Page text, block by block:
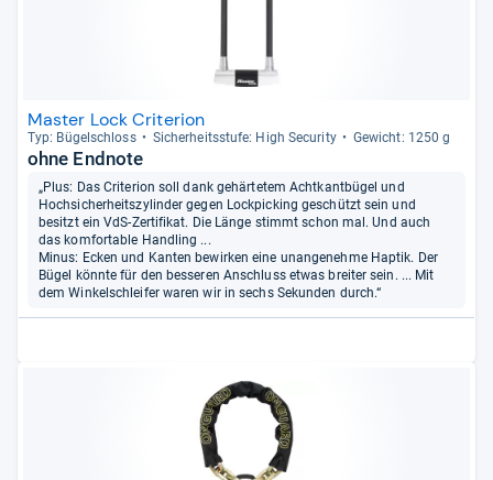
Master Lock Criterion
Typ: Bügel­schloss Sicher­heits­stufe: High Secu­rity Gewicht: 1250 g
ohne Endnote
„Plus: Das Criterion soll dank gehärtetem Achtkantbügel und
Hochsicherheitszylinder gegen Lockpicking geschützt sein und
besitzt ein VdS-Zertifikat. Die Länge stimmt schon mal. Und auch
das komfortable Handling ...
Minus: Ecken und Kanten bewirken eine unangenehme Haptik. Der
Bügel könnte für den besseren Anschluss etwas breiter sein. ... Mit
dem Winkelschleifer waren wir in sechs Sekunden durch.“